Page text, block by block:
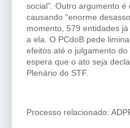
social”. Outro argumento
causando “enorme
momento, 579 entidades
a ela. O PCdoB pede
efeitos até o julgamento
espera que o ato seja
Plenário do STF.
Processo relacionado: